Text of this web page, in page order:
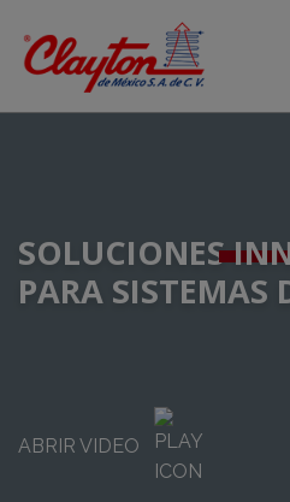
SOLUCIONES
PARA SISTEMAS
ABRIR VIDEO